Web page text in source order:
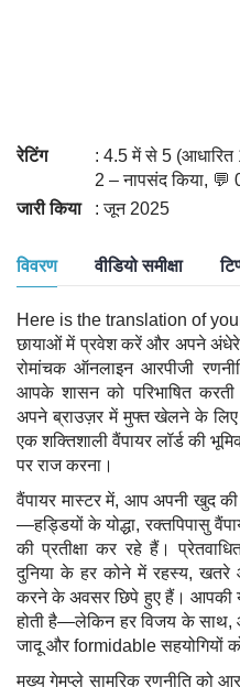
रेटिंग
: 4.5 में से 5 (आधारित
2 – नापसंद किया, 💬
जारी किया
: जून 2025
विवरण वीडियो समीक्षा
Here is the translation of
छायाओं में प्रवेश करें और अपने अंधेरे
रोमांचक ऑनलाइन आरपीजी
आपके शासन को परिभाषित
अपने ब्राउज़र में मुफ्त खेलने के
एक शक्तिशाली वैंपायर लॉर्ड की
पर राज करना।
वैंपायर मास्टर में, आप अपनी खुद
—हड्डियों के योद्धा, रक्तपिपासु
की प्रतीक्षा कर रहे हैं।
दुनिया के हर कोने में रहस्य, खतरे
करने के अवसर छिपे हुए हैं। आपकी
होती है—लेकिन हर विजय के साथ,
जादू और formidable सहयोगियों
मुख्य गेमप्ले सामरिक रणनीति को